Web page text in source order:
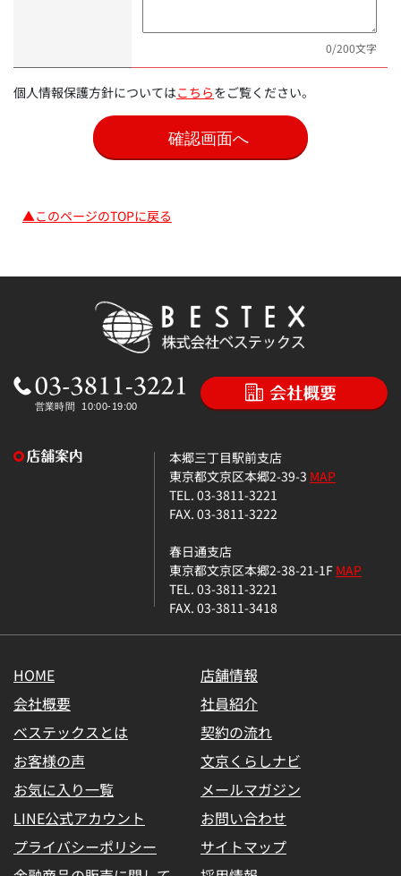
0/200文字
個人情報保護方針についてはこちらをご覧ください。
▲このページのTOPに戻る
本郷三丁目駅前支店
東京都文京区本郷2-39-3 MAP
TEL. 03-3811-3221
FAX. 03-3811-3222
春日通支店
東京都文京区本郷2-38-21-1FMAP
TEL. 03-3811-3221
FAX. 03-3811-3418
HOME
店舗情報
会社概要
社員紹介
ベステックスとは
契約の流れ
お客様の声
文京くらしナビ
お気に入り一覧
メールマガジン
LINE公式アカウント
お問い合わせ
プライバシーポリシー
サイトマップ